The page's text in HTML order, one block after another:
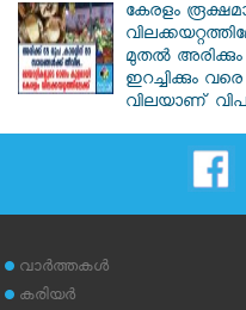
കേരളം
മുതൽ അരിക്കും
ഇറച്ചിക്കും
വിലയാണ്
വാര്‍ത്തകള്‍
കരിയര്‍